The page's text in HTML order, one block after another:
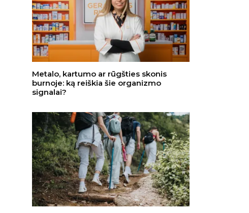
Metalo, kartumo ar rūgšties skonis
burnoje: ką reiškia šie organizmo
signalai?